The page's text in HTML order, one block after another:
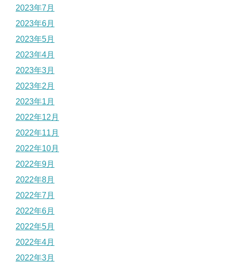
2023年7月
2023年6月
2023年5月
2023年4月
2023年3月
2023年2月
2023年1月
2022年12月
2022年11月
2022年10月
2022年9月
2022年8月
2022年7月
2022年6月
2022年5月
2022年4月
2022年3月